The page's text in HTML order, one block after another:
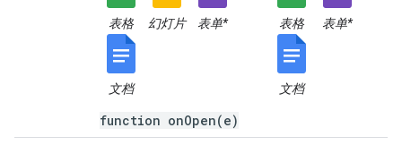
表格 幻灯片 表单*
文档
function onOpen(e)
表格 表单*
文档